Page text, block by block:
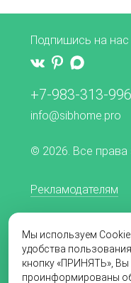
Подпишись на нас
+7-983-313-
info@sibhome.pro
© 2026. Все
Рекламодателям
Редакционная
Согласие на
Мы используем
удобства
кнопку «ПРИНЯТЬ», Вы
проинформированы